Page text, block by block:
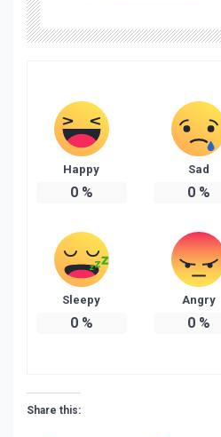
Happy
0%
Sad
0%
Sleepy
0%
Angry
0%
Share this: